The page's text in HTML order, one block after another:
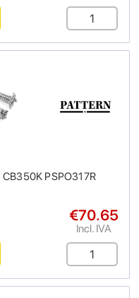
PSPO317R
€70.65
Incl. IVA